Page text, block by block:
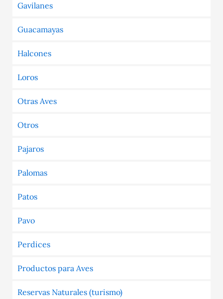
Gavilanes
Guacamayas
Halcones
Loros
Otras Aves
Otros
Pajaros
Palomas
Patos
Pavo
Perdices
Productos para Aves
Reservas Naturales (turismo)